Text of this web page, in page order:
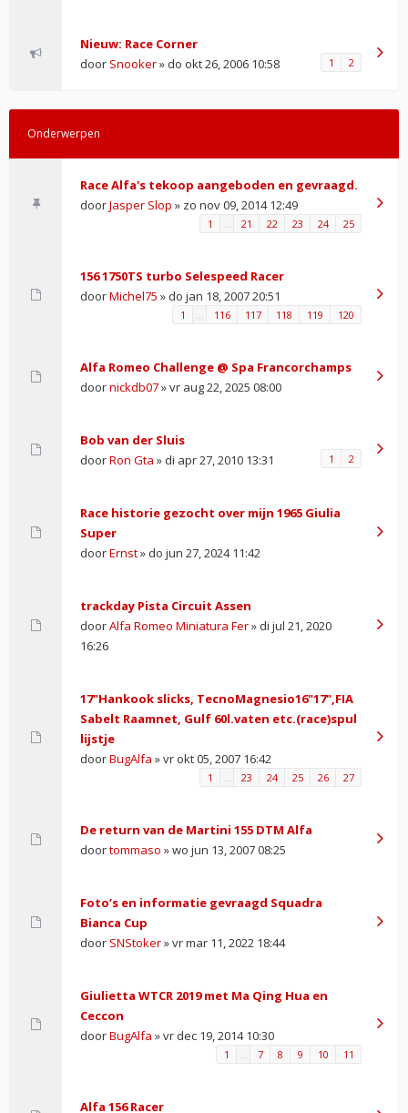
Nieuw: Race Corner
door Snooker» do okt 26, 2006 10:58 1 2
Onderwerpen
Race Alfa's tekoop aangeboden en gevraagd.
doorJasper Slop » zo nov 09, 2014 12:49
1 21 22 23 24 25
156 1750TS turbo Selespeed Racer
doorMichel75 » do jan 18, 2007 20:51
1 116 117 118 119 120
Alfa Romeo Challenge @ Spa Francorchamps
doornickdb07» vr aug 22, 2025 08:00
Bob van der Sluis
doorRon Gta » di apr 27, 2010 13:31 1 2
Race historie gezocht over mijn 1965 Giulia
Super
doorErnst» do jun 27, 2024 11:42
trackday Pista Circuit Assen
doorAlfa Romeo Miniatura Fer» di jul 21, 2020
16:26
17"Hankook slicks, TecnoMagnesio16"17",FIA
Sabelt Raamnet, Gulf 60l.vaten etc.(race)spul
lijstje
doorBugAlfa » vr okt 05, 2007 16:42
1 23 24 25 26 27
De return van de Martini 155 DTM Alfa
doortommaso » wo jun 13, 2007 08:25
Foto’s en informatie gevraagd Squadra
Bianca Cup
door SNStoker» vr mar 11, 2022 18:44
Giulietta WTCR 2019 met Ma Qing Hua en
Ceccon
doorBugAlfa » vr dec 19, 2014 10:30
1 7 8 9 10 11
Alfa 156 Racer